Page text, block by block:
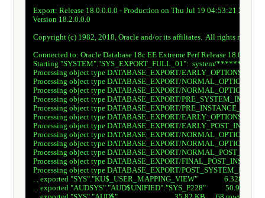
Export: Release 18.0.0.0.0 - Production on Thu Jul 19 04:53:21 2018
Version 18.2.0.0.0
Copyright (c) 1982, 2018, Oracle and/or its affiliates.  All rights
Connected to: Oracle Database 18c EE Extreme Perf Release 18.0.0.0.0
Starting "SYSTEM"."SYS_EXPORT_FULL_01":  system/
Processing object type DATABASE_EXPORT/EARLY_OPTIONS/
Processing object type DATABASE_EXPORT/NORMAL_OPTIONS/
Processing object type DATABASE_EXPORT/NORMAL_OPTIONS/
Processing object type DATABASE_EXPORT/
Processing object type DATABASE_EXPORT/
Processing object type DATABASE_EXPORT/EARLY_OPTIONS/
Processing object type DATABASE_EXPORT/
Processing object type DATABASE_EXPORT/NORMAL_OPTIONS/
Processing object type DATABASE_EXPORT/NORMAL_OPTIONS/
Processing object type DATABASE_EXPORT/
Processing object type DATABASE_EXPORT/
Processing object type DATABASE_EXPORT/
. . exported "SYS"."KU$_USER_MAPPING_VIEW"               6.328 KB
. . exported "AUDSYS"."AUD$UNIFIED":"SYS_P228"           50.96 KB